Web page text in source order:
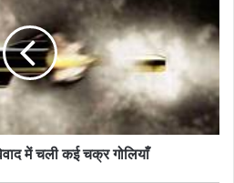
में चली कई चक्र गोलियाँ